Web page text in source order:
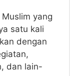
yang
satu kali
dengan
dan lain-